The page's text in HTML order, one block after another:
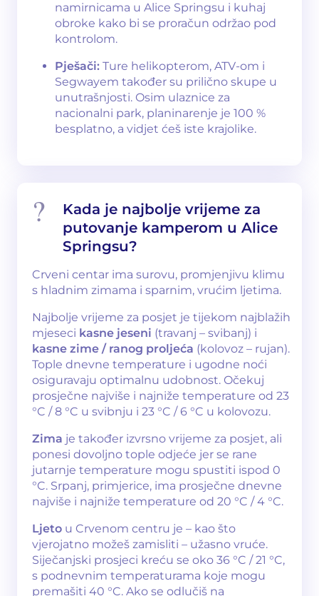
namirnicama u Alice Springsu i kuhaj
obroke kako bi se proračun održao pod
kontrolom.
Pješači: Ture helikopterom, ATV-om i
Segwayem također su prilično skupe u
unutrašnjosti. Osim ulaznice za
nacionalni park, planinarenje je 100 %
besplatno, a vidjet ćeš iste krajolike.
Kada je najbolje vrijeme za
putovanje kamperom u Alice
Springsu?
Crveni centar ima surovu, promjenjivu klimu
s hladnim zimama i sparnim, vrućim ljetima.
Najbolje vrijeme za posjet je tijekom najblažih
mjeseci kasne jeseni (travanj – svibanj) i
kasne zime / ranog proljeća (kolovoz – rujan).
Tople dnevne temperature i ugodne noći
osiguravaju optimalnu udobnost. Očekuj
prosječne najviše i najniže temperature od 23
°C / 8 °C u svibnju i 23 °C / 6 °C u kolovozu.
Zima je također izvrsno vrijeme za posjet, ali
ponesi dovoljno tople odjeće jer se rane
jutarnje temperature mogu spustiti ispod 0
°C. Srpanj, primjerice, ima prosječne dnevne
najviše i najniže temperature od 20 °C / 4 °C.
Ljeto u Crvenom centru je – kao što
vjerojatno možeš zamisliti – užasno vruće.
Siječanjski prosjeci kreću se oko 36 °C / 21 °C,
s podnevnim temperaturama koje mogu
premašiti 40 °C. Ako se odlučiš na